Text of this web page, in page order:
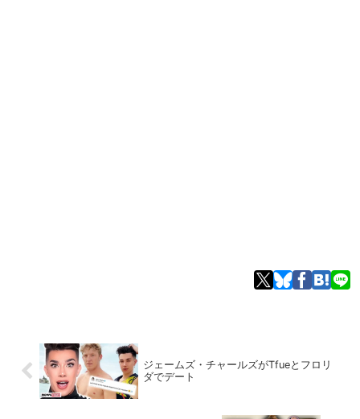
ジェームズ・チャールズがTfueとフロリ
ダでデート